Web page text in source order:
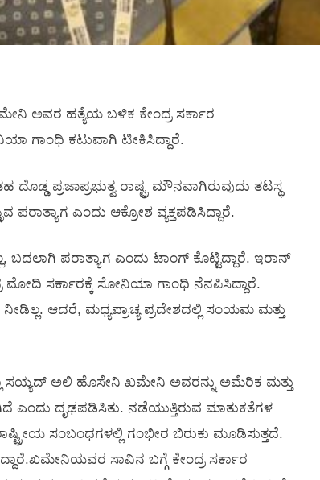
ಅವರ ಹತ್ಯೆಯ ಬಳಿಕ ಕೇಂದ್ರ ಸರ್ಕಾರ
ಗಾಂಧಿ ಕಟುವಾಗಿ ಟೀಕಿಸಿದ್ದಾರೆ.
ಪ್ರಜಾಪ್ರಭುತ್ವ ರಾಷ್ಟ್ರ ಮೌನವಾಗಿರುವುದು ತಟಸ್ಥ
ಪರಾತ್ಯಾಗ ಎಂದು ಆಕ್ರೋಶ ವ್ಯಕ್ತಪಡಿಸಿದ್ದಾರೆ.
ಬದಲಾಗಿ ಪರಾತ್ಯಾಗ ಎಂದು ಟಾಂಗ್ ಕೊಟ್ಟಿದ್ದಾರೆ. ಇರಾನ್
ಮೋದಿ ಸರ್ಕಾರಕ್ಕೆ ಸೋನಿಯಾ ಗಾಂಧಿ ನೆನಪಿಸಿದ್ದಾರೆ.
ಆದರೆ, ಮಧ್ಯಪ್ರಾಚ್ಯ ಪ್ರದೇಶದಲ್ಲಿ ಸಂಯಮ ಮತ್ತು
ಸಯ್ಯದ್ ಅಲಿ ಹೊಸೇನಿ ಖಮೇನಿ ಅವರನ್ನು ಅಮೆರಿಕ ಮತ್ತು
ಎಂದು ದೃಢಪಡಿಸಿತು. ನಡೆಯುತ್ತಿರುವ ಮಾತುಕತೆಗಳ
ಸಂಬಂಧಗಳಲ್ಲಿ ಗಂಭೀರ ಬಿರುಕು ಮೂಡಿಸುತ್ತದೆ.
ಸಾವಿನ ಬಗ್ಗೆ ಕೇಂದ್ರ ಸರ್ಕಾರ